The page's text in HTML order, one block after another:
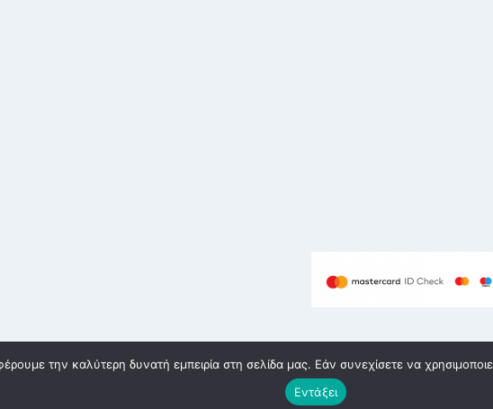
| Κατασκευή eshop Θεσσαλονίκη
την καλύτερη δυνατή εμπειρία στη σελίδα μας. Εάν συνεχίσετε να
Εντάξει